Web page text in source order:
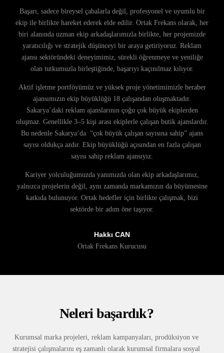
Başarı, sadece bireysel çabalarla değil, profesyonel ve uyumlu bir
ekip ile birlikte hareket ederek elde edilir. Ortak Frekans olarak, her
biri alanında uzman ekip arkadaşlarımızla birlikte, her projemizde
yaratıcılığı ve stratejik düşünceyi bir araya getiriyoruz. Reklam
ajansı sektöründeki deneyimimiz, sürekli öğrenmeye ve yeniliğe
olan tutkumuzla birleştiğinde, başarıyı kaçınılmaz kılıyor.
Aktif işletme portföyümüz ve yüksek proje yönetimimizle beraber
ajansımızın ekip büyüklüğü 18 çalışandan oluşmaktadır.
Sakarya’daki reklam ajanslarının çoğu çok büyük ekiplerden
oluşmaz. Genellikle 3–5 kişi arası ekiplerle çalışan butik ajanslardır.
Bu nedenle Sakarya’da “çok büyük çalışan sayısına sahip” ajans
sayısı oldukça azdır. Ekip büyüklüğü açısından en fazla çalışan
sayısı sahip reklam ajansıyız.
Kariyer yolculuğumuzda yanımızda olan ekip arkadaşlarımız,
yalnızca projelerin değil, aynı zamanda markamızın da büyümesine
katkıda bulunuyor. Ortak hedefler için birlikte çalışmak, bizi
sektörde bir adım öne taşıyor.
Hakkı CAN
Ortak Frekans Kurucusu
Neleri başardık?
Kurumsal marka projeleri, reklam kampanyaları, prodüksiyon ve
stratejisi çalışmalarını eş zamanlı olarak kurumsal firmalara sosyal